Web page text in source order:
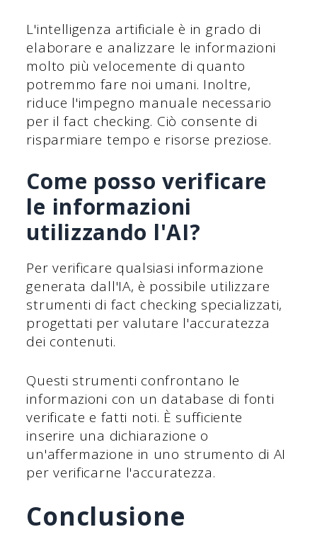
L'intelligenza artificiale è in grado di
elaborare e analizzare le informazioni
molto più velocemente di quanto
potremmo fare noi umani. Inoltre,
riduce l'impegno manuale necessario
per il fact checking. Ciò consente di
risparmiare tempo e risorse preziose.
Come posso verificare
le informazioni
utilizzando l'AI?
Per verificare qualsiasi informazione
generata dall'IA, è possibile utilizzare
strumenti di fact checking specializzati,
progettati per valutare l'accuratezza
dei contenuti.
Questi strumenti confrontano le
informazioni con un database di fonti
verificate e fatti noti. È sufficiente
inserire una dichiarazione o
un'affermazione in uno strumento di AI
per verificarne l'accuratezza.
Conclusione